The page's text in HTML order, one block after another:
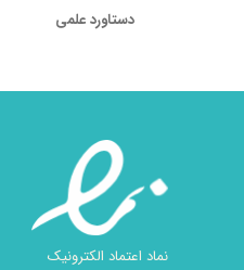
دستاورد علمی
نماد اعتماد الکترونیک